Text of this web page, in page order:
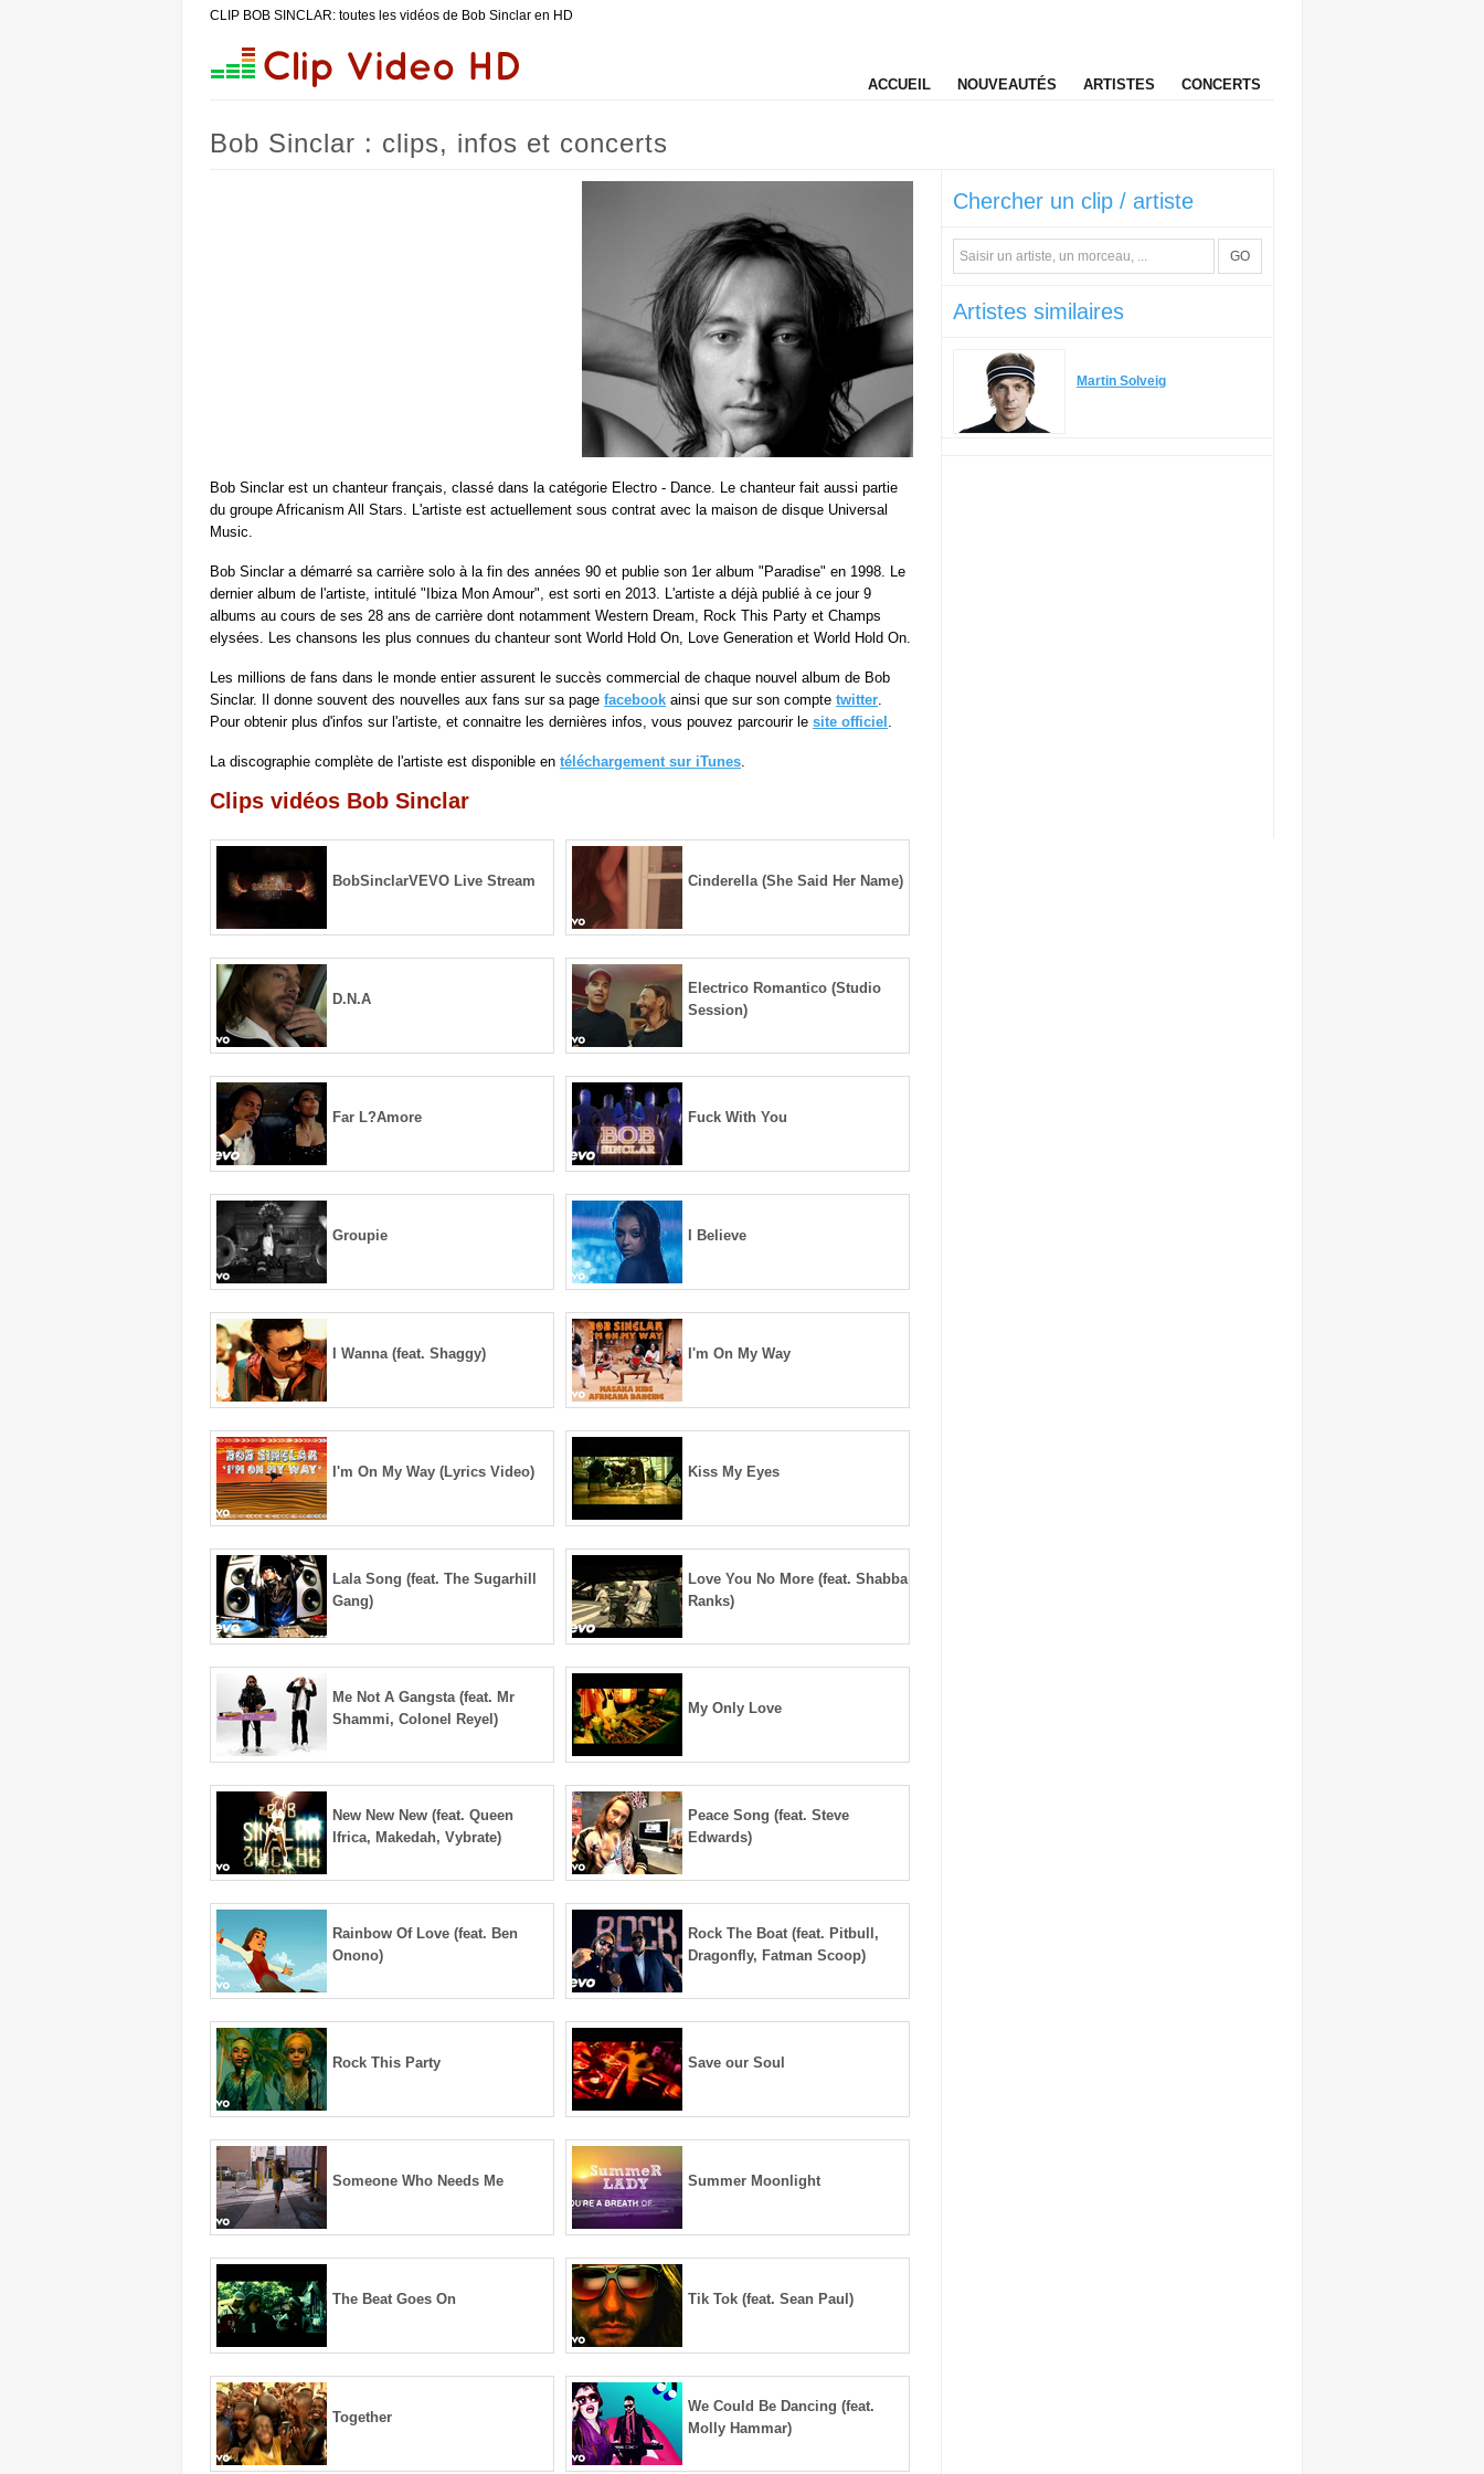
CLIP BOB SINCLAR: toutes les vidéos de Bob Sinclar en HD
ACCUEIL NOUVEAUTÉS ARTISTES CONCERTS
Bob Sinclar : clips, infos et concerts
Bob Sinclar est un chanteur français, classé dans la catégorie Electro - Dance. Le chanteur fait aussi partie
du groupe Africanism All Stars. L'artiste est actuellement sous contrat avec la maison de disque Universal
Music.
Bob Sinclar a démarré sa carrière solo à la fin des années 90 et publie son 1er album "Paradise" en 1998. Le
dernier album de l'artiste, intitulé "Ibiza Mon Amour", est sorti en 2013. L'artiste a déjà publié à ce jour 9
albums au cours de ses 28 ans de carrière dont notamment Western Dream, Rock This Party et Champs
elysées. Les chansons les plus connues du chanteur sont World Hold On, Love Generation et World Hold On.
Les millions de fans dans le monde entier assurent le succès commercial de chaque nouvel album de Bob
Sinclar. Il donne souvent des nouvelles aux fans sur sa page facebook ainsi que sur son compte twitter.
Pour obtenir plus d'infos sur l'artiste, et connaitre les dernières infos, vous pouvez parcourir le site officiel .
La discographie complète de l'artiste est disponible en téléchargement sur iTunes.
Clips vidéos Bob Sinclar
BobSinclarVEVO Live Stream Cinderella (She Said Her Name)
D.N.A
Electrico Romantico (Studio
Session)
Far L?Amore Fuck With You
Groupie I Believe
I Wanna (feat. Shaggy) I'm On My Way
I'm On My Way (Lyrics Video) Kiss My Eyes
Lala Song (feat. The Sugarhill
Gang)
Love You No More (feat. Shabba
Ranks)
Me Not A Gangsta (feat. Mr
Shammi, Colonel Reyel)
My Only Love
New New New (feat. Queen
Ifrica, Makedah, Vybrate)
Peace Song (feat. Steve
Edwards)
Rainbow Of Love (feat. Ben
Onono)
Rock The Boat (feat. Pitbull,
Dragonfly, Fatman Scoop)
Rock This Party Save our Soul
Someone Who Needs Me Summer Moonlight
The Beat Goes On Tik Tok (feat. Sean Paul)
Together
We Could Be Dancing (feat.
Molly Hammar)
Chercher un clip / artiste
GO
Artistes similaires
Martin Solveig